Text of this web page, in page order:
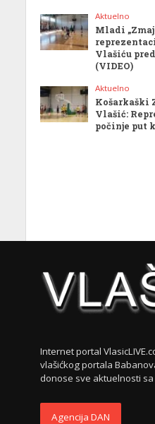
Aktuelno
Mladi
Vlašiću
(VIDEO)
Aktuelno
Košarkaški
Vlašić:
počinje put
Internet portal
vlašićkog portala
donose sve aktuelnosti sa
Agencija DAN